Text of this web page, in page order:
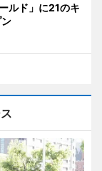
ルド」に21のキ